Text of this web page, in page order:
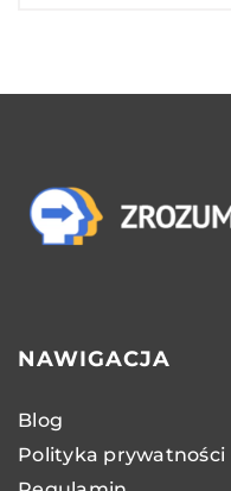
NAWIGACJA
Blog
Polityka prywatności